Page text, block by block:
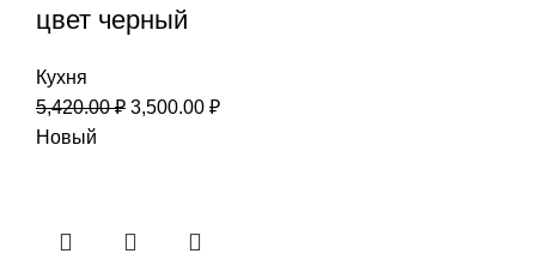
цвет черный
Кухня
5,420.00₽ 3,500.00 ₽
Новый